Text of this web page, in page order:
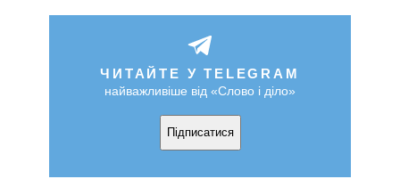
ЧИТАЙТЕ У TELEGRAM
найважливіше від «Слово і діло»
Підписатися